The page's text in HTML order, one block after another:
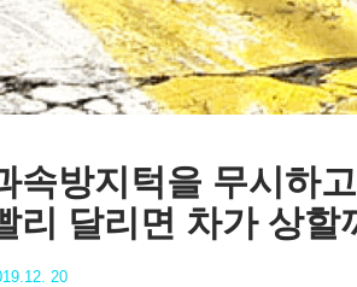
속방지턱을 무시하고
리 달리면 차가 상할
20